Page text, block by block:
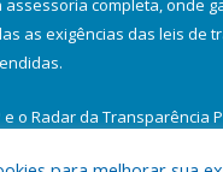
as exigências das leis de
e o Radar da Transparência